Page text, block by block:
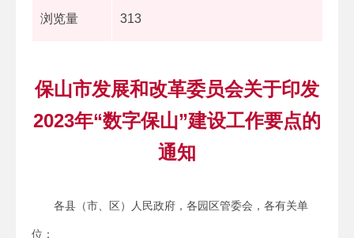
浏览量 313
保山市发展和改革委员会关于印发
2023年“数字保山”建设工作要点的
通知
各县（市、区）人民政府，各园区管委会，各有关单
位：